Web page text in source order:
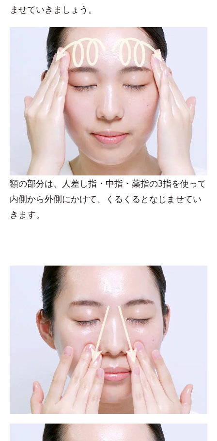
ませていきましょう。
額の部分は、人差し指・中指・薬指の3指を使って
内側から外側にかけて、くるくるとなじませてい
きます。